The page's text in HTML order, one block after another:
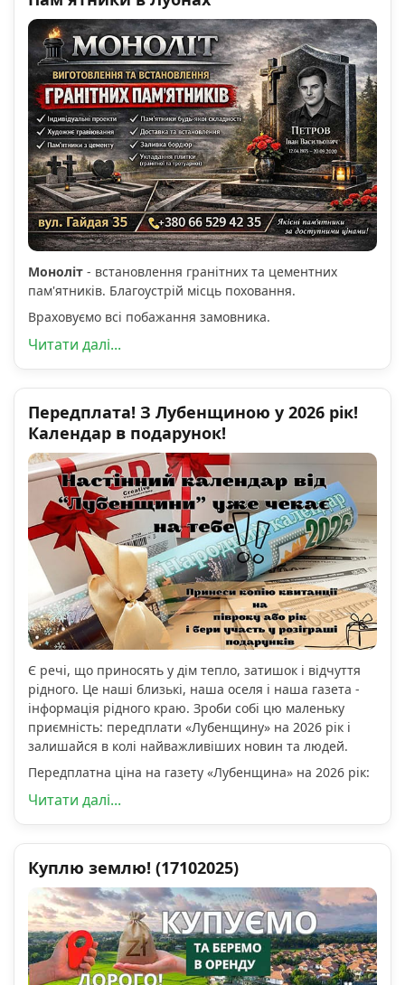
Моноліт - встановлення гранітних та цементних
пам'ятників. Благоустрій місць поховання.
Враховуємо всі побажання замовника.
Читати далі...
Передплата! З Лубенщиною у 2026 рік!
Календар в подарунок!
Є речі, що приносять у дім тепло, затишок і відчуття
рідного. Це наші близькі, наша оселя і наша газета -
інформація рідного краю. Зроби собі цю маленьку
приємність: передплати «Лубенщину» на 2026 рік і
залишайся в колі найважливіших новин та людей.
Передплатна ціна на газету «Лубенщина» на 2026 рік:
Читати далі...
Куплю землю! (17102025)